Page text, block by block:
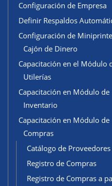
Configuración de Empresa
Definir Respaldos
Configuración de
Cajón de Dinero
Capacitación en el Módulo
Utilerías
Capacitación en Módulo de
Inventario
Capacitación en Módulo de
Compras
Catálogo de Proveedores
Registro de Compras
Registro de Compras a